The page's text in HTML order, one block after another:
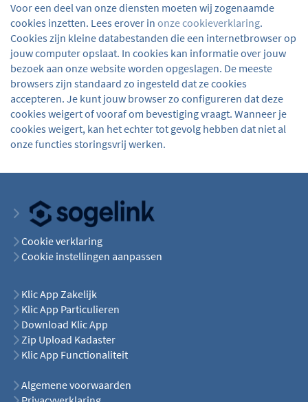
Voor een deel van onze diensten moeten wij zogenaamde
cookies inzetten. Lees erover in onze cookieverklaring.
Cookies zijn kleine databestanden die een internetbrowser op
jouw computer opslaat. In cookies kan informatie over jouw
bezoek aan onze website worden opgeslagen. De meeste
browsers zijn standaard zo ingesteld dat ze cookies
accepteren. Je kunt jouw browser zo configureren dat deze
cookies weigert of vooraf om bevestiging vraagt. Wanneer je
cookies weigert, kan het echter tot gevolg hebben dat niet al
onze functies storingsvrij werken.
Cookie verklaring
Cookie instellingen aanpassen
Klic App Zakelijk
Klic App Particulieren
Download Klic App
Zip Upload Kadaster
Klic App Functionaliteit
Algemene voorwaarden